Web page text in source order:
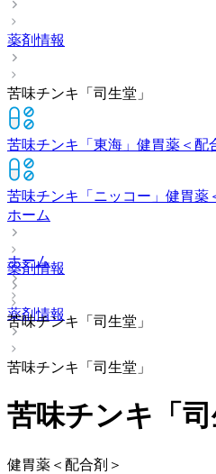
薬剤情報
苦味チンキ「司生堂」
苦味チンキ「東海」 健胃薬＜配
苦味チンキ「ニッコー」 健胃薬
ホーム
薬剤情報
苦味チンキ「司生堂」
ホーム
薬剤情報
苦味チンキ「司生堂」
苦味チンキ「司
健胃薬＜配合剤＞